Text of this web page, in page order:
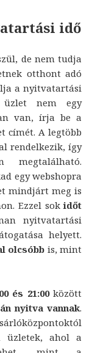
idő
de nem tudja
otthont adó
a nyitvatartási
nem egy
van, írja be a
címét. A legtöbb
rendelkezik, így
megtalálható.
egy webshopra
mindjárt meg is
Ezzel sokidőt
nyitvatartási
helyett.
olcsóbb is, mint
és 21:00között
nyitva vannak.
üzletek, ahol a